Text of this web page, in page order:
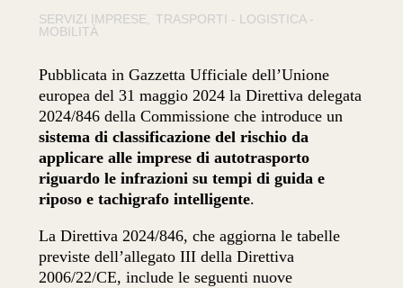
SERVIZI IMPRESE
TRASPORTI - LOGISTICA -
MOBILITÀ
Pubblicata in Gazzetta Ufficiale dell’Unione
europea del 31 maggio 2024 la Direttiva delegata
2024/846 della Commissione che introduce un
sistema di classificazione del rischio da
applicare alle imprese di autotrasporto
riguardo le infrazioni su tempi di guida e
riposo e tachigrafo intelligente.
La Direttiva 2024/846, che aggiorna le tabelle
previste dell’allegato III della Direttiva
2006/22/CE, include le seguenti nuove